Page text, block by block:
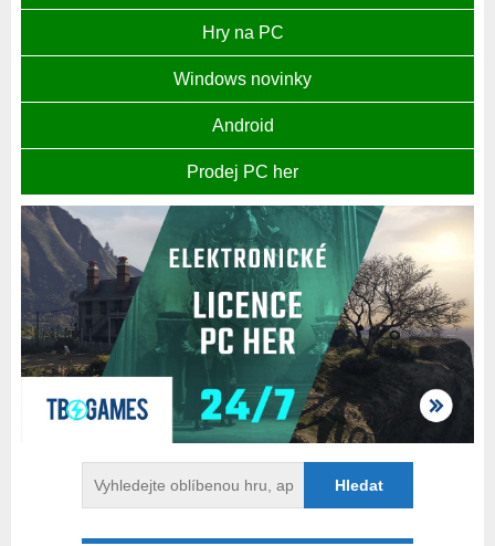
Hry na PC
Windows novinky
Android
Prodej PC her